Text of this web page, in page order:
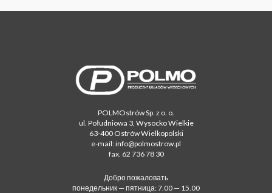
POLMOstrów Sp. z o. o.
ul. Południowa 3, Wysocko Wielkie
63-400 Ostrów Wielkopolski
e-mail: info@polmostrow.pl
fax. 62 736 78 30
Добро пожаловать
понедельник — пятница: 7.00 — 15.00